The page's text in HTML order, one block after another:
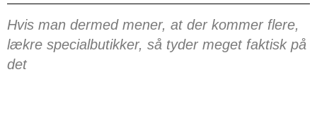
Hvis man dermed mener, at der kommer flere,
lækre specialbutikker, så tyder meget faktisk på
det